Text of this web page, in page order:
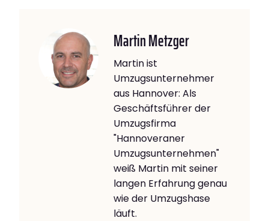
Martin Metzger
Martin ist
Umzugsunternehmer
aus Hannover: Als
Geschäftsführer der
Umzugsfirma
"Hannoveraner
Umzugsunternehmen"
weiß Martin mit seiner
langen Erfahrung genau
wie der Umzugshase
läuft.